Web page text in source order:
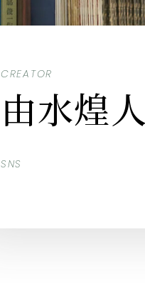
CREATOR
由水煌人
SNS